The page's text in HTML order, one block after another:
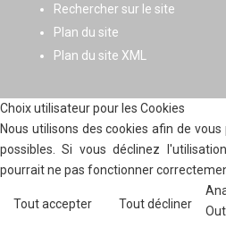
Rechercher sur le site
Plan du site
Plan du site XML
Choix utilisateur pour les Cookies
Nous utilisons des cookies afin de
possibles. Si vous déclinez
pourrait ne pas fonctionner
Tout accepter Tout décliner